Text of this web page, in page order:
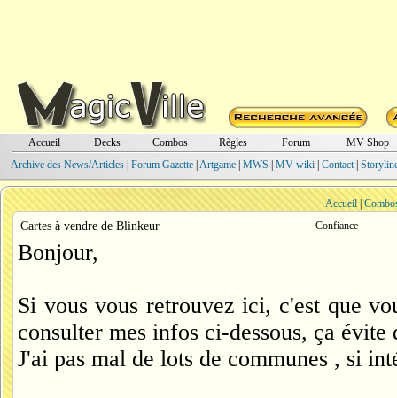
Accueil Decks Combos Règles Forum
MV Shop
Archive des News/Articles| Forum Gazette| Artgame| MWS MV wiki| Contact|
Accueil|
Cartes à vendre de Blinkeur Confiance
Bonjour,
Si vous vous retrouvez ici, c'est que
consulter mes infos ci-dessous, ça évite
J'ai pas mal de lots de communes , si